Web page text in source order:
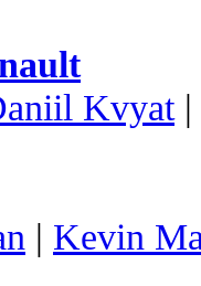
Kvyat|
| Kevin